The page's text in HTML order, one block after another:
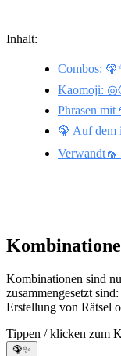
Inhalt:
Combos:
Kaomoji:
Phrasen mit
🦚 Auf dem
Kombinationen sind
zusammengesetzt
Erstellung von Rätsel
Tippen / klicken zum
🦚✨